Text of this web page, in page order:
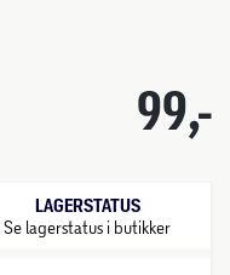
99,-
LAGERSTATUS
Se lagerstatus i butikker